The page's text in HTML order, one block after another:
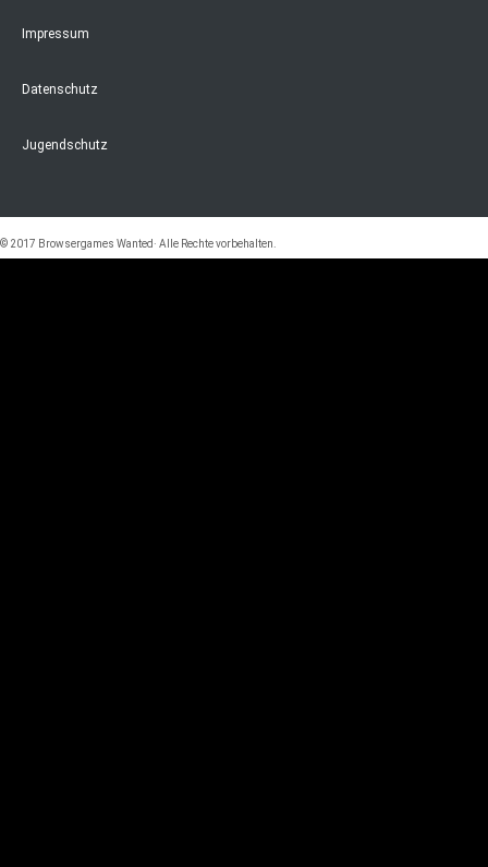
Impressum
Datenschutz
Jugendschutz
© 2017 Browsergames Wanted· Alle Rechte vorbehalten.